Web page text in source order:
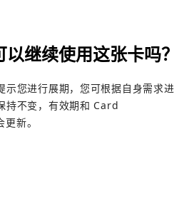
继续使用这张卡吗？
示您进行展期，您可根据自身需求进
持不变，有效期和 Card
新。